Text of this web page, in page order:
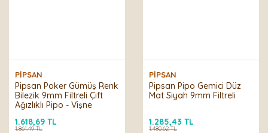
PİPSAN
Pipsan Poker Gümüş Renk
Bilezik 9mm Filtreli Çift
Ağızlıklı Pipo - Vişne
1.618,69 TL
1.861,49 TL
PİPSAN
Pipsan Pipo Gemici Düz
Mat Siyah 9mm Filtreli
1.285,43 TL
1.480,62 TL